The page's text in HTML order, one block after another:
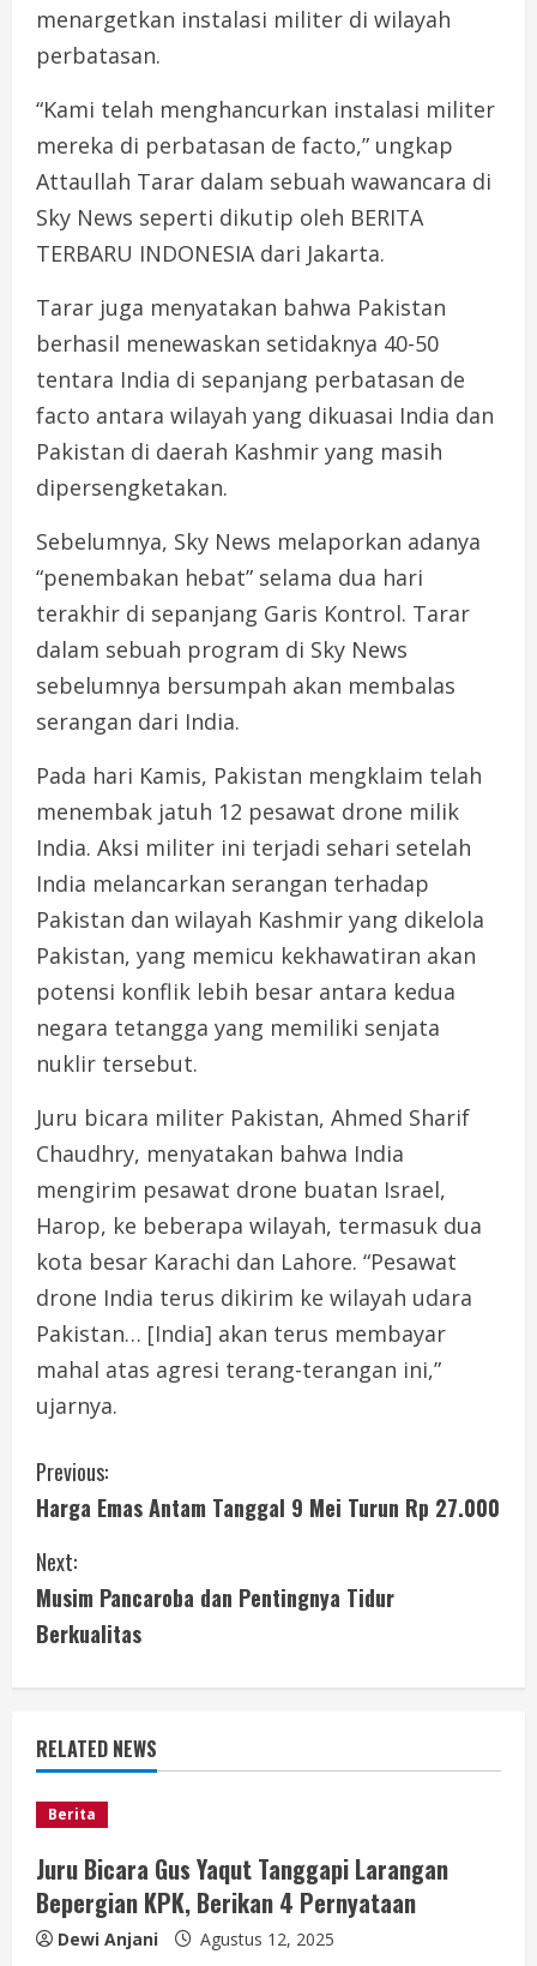
menargetkan instalasi militer di wilayah
perbatasan.
“Kami telah menghancurkan instalasi militer
mereka di perbatasan de facto,” ungkap
Attaullah Tarar dalam sebuah wawancara di
Sky News seperti dikutip oleh BERITA
TERBARU INDONESIA dari Jakarta.
Tarar juga menyatakan bahwa Pakistan
berhasil menewaskan setidaknya 40-50
tentara India di sepanjang perbatasan de
facto antara wilayah yang dikuasai India dan
Pakistan di daerah Kashmir yang masih
dipersengketakan.
Sebelumnya, Sky News melaporkan adanya
“penembakan hebat” selama dua hari
terakhir di sepanjang Garis Kontrol. Tarar
dalam sebuah program di Sky News
sebelumnya bersumpah akan membalas
serangan dari India.
Pada hari Kamis, Pakistan mengklaim telah
menembak jatuh 12 pesawat drone milik
India. Aksi militer ini terjadi sehari setelah
India melancarkan serangan terhadap
Pakistan dan wilayah Kashmir yang dikelola
Pakistan, yang memicu kekhawatiran akan
potensi konflik lebih besar antara kedua
negara tetangga yang memiliki senjata
nuklir tersebut.
Juru bicara militer Pakistan, Ahmed Sharif
Chaudhry, menyatakan bahwa India
mengirim pesawat drone buatan Israel,
Harop, ke beberapa wilayah, termasuk dua
kota besar Karachi dan Lahore. “Pesawat
drone India terus dikirim ke wilayah udara
Pakistan… [India] akan terus membayar
mahal atas agresi terang-terangan ini,”
ujarnya.
C
o
n
t
i
n
u
e
R
e
Previous:
Harga Emas Antam Tanggal 9 Mei Turun Rp 27.000
Next:
Musim Pancaroba dan Pentingnya Tidur
Berkualitas
RELATED NEWS
Berita
Juru Bicara Gus Yaqut Tanggapi Larangan
Bepergian KPK, Berikan 4 Pernyataan
Dewi Anjani Agustus 12, 2025